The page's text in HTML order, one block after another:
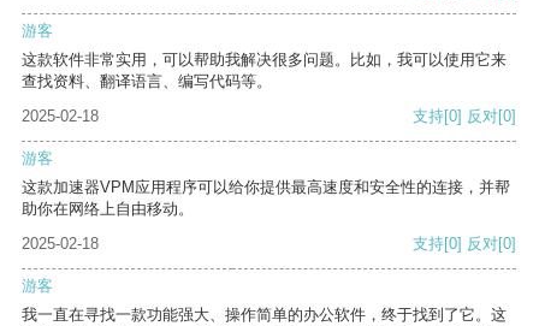
游客
这款软件非常实用，可以帮助我解决很多问题。比如，我可以使用它来
查找资料、翻译语言、编写代码等。
2025-02-18
支持[0] 反对[0]
游客
这款加速器VPM应用程序可以给你提供最高速度和安全性的连接，并帮
助你在网络上自由移动。
2025-02-18
支持[0] 反对[0]
游客
我一直在寻找一款功能强大、操作简单的办公软件，终于找到了它。这